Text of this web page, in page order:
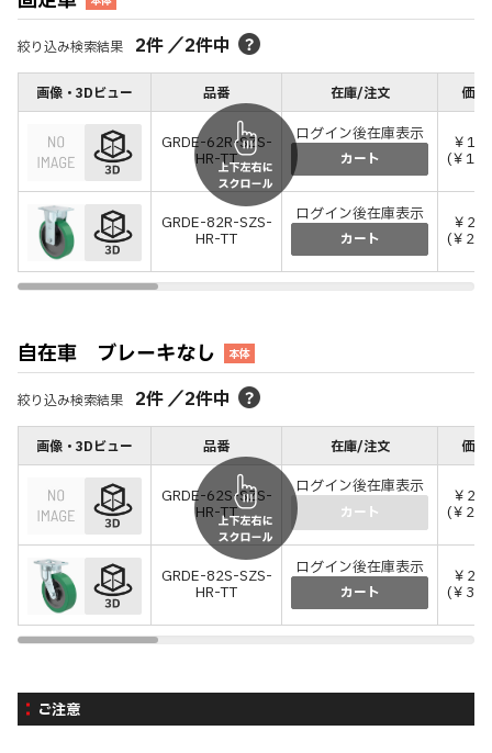
絞り込み検索結果 2件／2件中
画像・3Dビュー 品番 在庫/注文 価格
GRDE-62R-SZS-
HR-TT
ログイン後在庫表示
カート
￥
(￥
GRDE-82R-SZS-
HR-TT
ログイン後在庫表示
カート
￥
(￥
自在車 ブレーキなし 本体
絞り込み検索結果 2件／2件中
画像・3Dビュー 品番 在庫/注文 価格
GRDE-62S-SZS-
HR-TT
ログイン後在庫表示
カート
￥
(￥
GRDE-82S-SZS-
HR-TT
ログイン後在庫表示
カート
￥
(￥
ご注意